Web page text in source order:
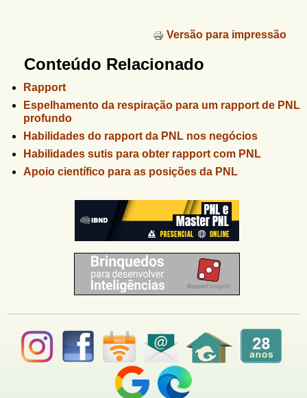
n
s
e
a
)
Versão para impressão
Conteúdo Relacionado
Rapport
Espelhamento da respiração para um rapport de PNL
profundo
Habilidades do rapport da PNL nos negócios
Habilidades sutis para obter rapport com PNL
Apoio científico para as posições da PNL